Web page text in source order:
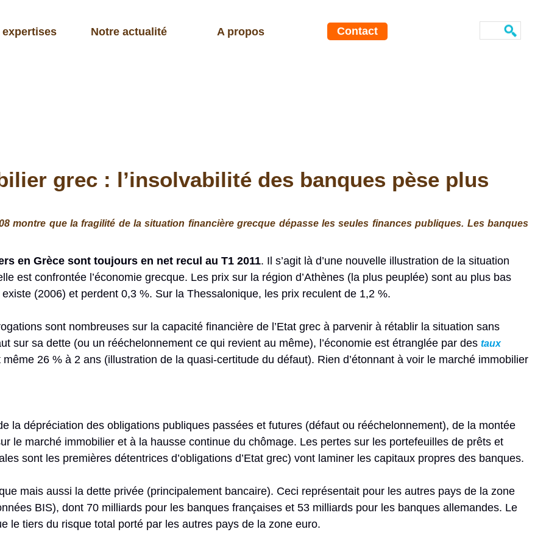
expertises Notre actualité A propos Contact
grec : l’insolvabilité des banques pèse plus
montre que la fragilité de la situation financière grecque dépasse les seules finances publiques. Les banques
en Grèce sont toujours en net recul au T1 2011. Il s’agit là d’une nouvelle illustration de la situation
est confrontée l’économie grecque. Les prix sur la région d’Athènes (la plus peuplée) sont au plus bas
existe (2006) et perdent 0,3 %. Sur la Thessalonique, les prix reculent de 1,2 %.
sont nombreuses sur la capacité financière de l’Etat grec à parvenir à rétablir la situation sans
sur sa dette (ou un rééchelonnement ce qui revient au même), l’économie est étranglée par des taux
26 % à 2 ans (illustration de la quasi-certitude du défaut). Rien d’étonnant à voir le marché immobilier
la dépréciation des obligations publiques passées et futures (défaut ou rééchelonnement), de la montée
le marché immobilier et à la hausse continue du chômage. Les pertes sur les portefeuilles de prêts et
sont les premières détentrices d’obligations d’Etat grec) vont laminer les capitaux propres des banques.
mais aussi la dette privée (principalement bancaire). Ceci représentait pour les autres pays de la zone
BIS), dont 70 milliards pour les banques françaises et 53 milliards pour les banques allemandes. Le
le tiers du risque total porté par les autres pays de la zone euro.